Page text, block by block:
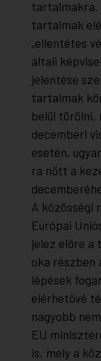
tartalmakra.
tartalmak
„ellentétes
általi
jelentése
tartalmak
belül törölni,
decemberi
esetén,
ra nőtt a
A közösségi
Európai
jelez előre a
oka részben
lépések
elérhetővé
nagyobb
EU
is, mely a